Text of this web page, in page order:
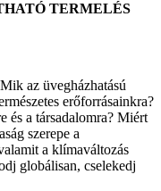
TERMELÉS
az üvegházhatású
erőforrásainkra?
és a társadalomra? Miért
szerepe a
a klímaváltozás
globálisan, cselekedj